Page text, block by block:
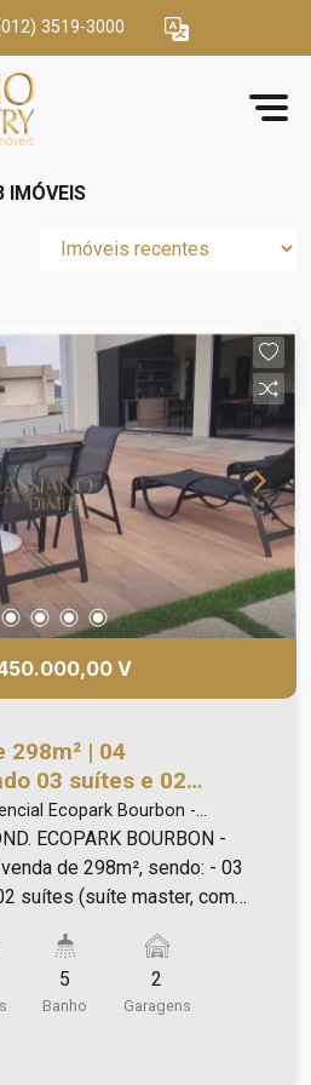
3519-3000
IMÓVEIS
V
298m² | 04
03 suítes e 02
| Condimínio
| Caçapava |
Ecopark Bourbon -
ECOPARK BOURBON -
suítes (suíte master, com
e área gourmet conceito
com churrasqueira e forno
completa para
5
Banho
2
Garagens